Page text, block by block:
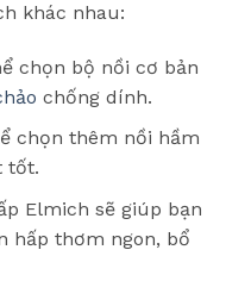
khác nhau:
chọn bộ nồi cơ bản
chống dính.
chọn thêm nồi hầm
tốt.
Elmich sẽ giúp bạn
hấp thơm ngon, bổ